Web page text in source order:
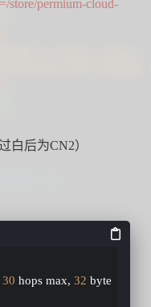
store/permium-cloud-
白后为CN2）
30 hops max, 32 byte